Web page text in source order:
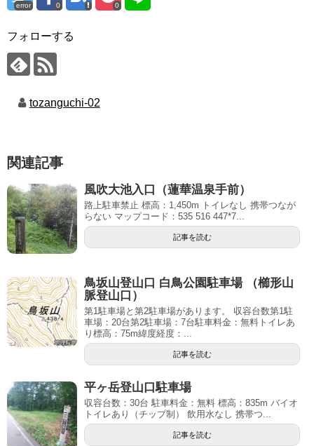
error 0 0
フォローする
tozanguchi-02
関連記事
風吹大池入口（蓮華温泉手前）
路上駐車禁止 標高：1,450m トイレなし 携帯つなが
らない マップコード：535 516 447*7...
記事を読む
鳥坂山登山口 白鳥公園駐車場 （櫛形山
脈登山口）
第1駐車場と第2駐車場があります。 収容台数第1駐
車場：20台第2駐車場：7台駐車料金：無料トイレあ
り標高：75m緯度経度：...
記事を読む
平ヶ岳登山口駐車場
収容台数：30台 駐車料金：無料 標高：835m バイオ
トイレあり（チップ制） 飲用水なし 携帯つ...
記事を読む